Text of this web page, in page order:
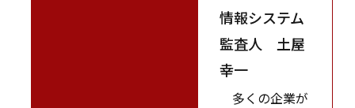
情報システム
監査人 土屋
幸一
多くの企業が